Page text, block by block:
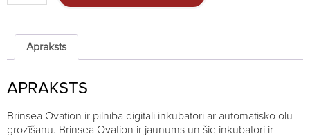
Ovation
EX
quantity
Apraksts
APRAKSTS
Brinsea Ovation ir pilnībā digitāli inkubatori ar automātisko olu
grozīšanu. Brinsea Ovation ir jaunums un šie inkubatori ir